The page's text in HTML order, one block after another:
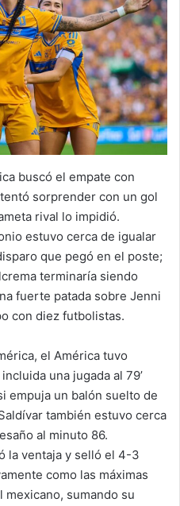
buscó el empate con
sorprender con un gol
rival lo impidió.
estuvo cerca de igualar
que pegó en el poste;
terminaría siendo
fuerte patada sobre Jenni
con diez futbolistas.
el América tuvo
una jugada al 79’
empuja un balón suelto de
también estuvo cerca
al minuto 86.
la ventaja y selló el 4-3
como las máximas
sumando su